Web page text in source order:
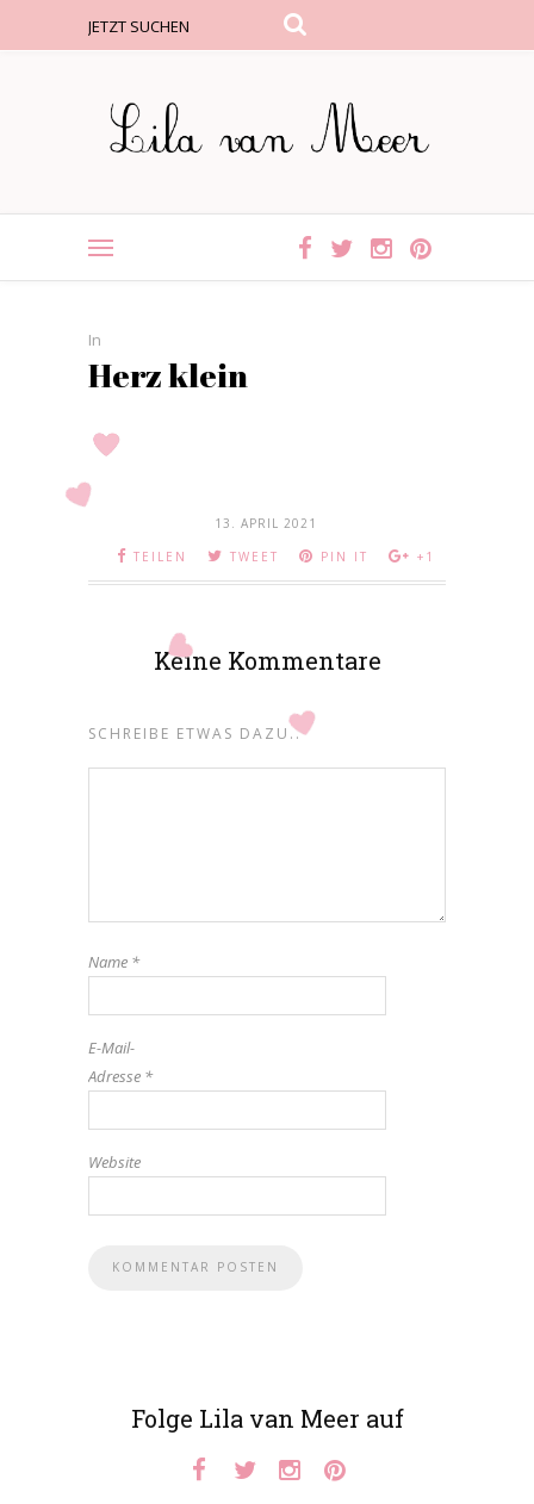
In
Herz klein
13. APRIL 2021
TEILEN
TWEET PIN IT +1
Keine Kommentare
SCHREIBE ETWAS DAZU..
Name *
E-Mail-
Adresse *
Website
Folge Lila van Meer auf